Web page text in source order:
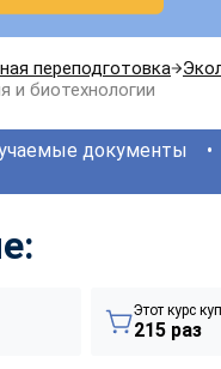
переподготовка
и биотехнологии
документы
Этот курс
215 раз